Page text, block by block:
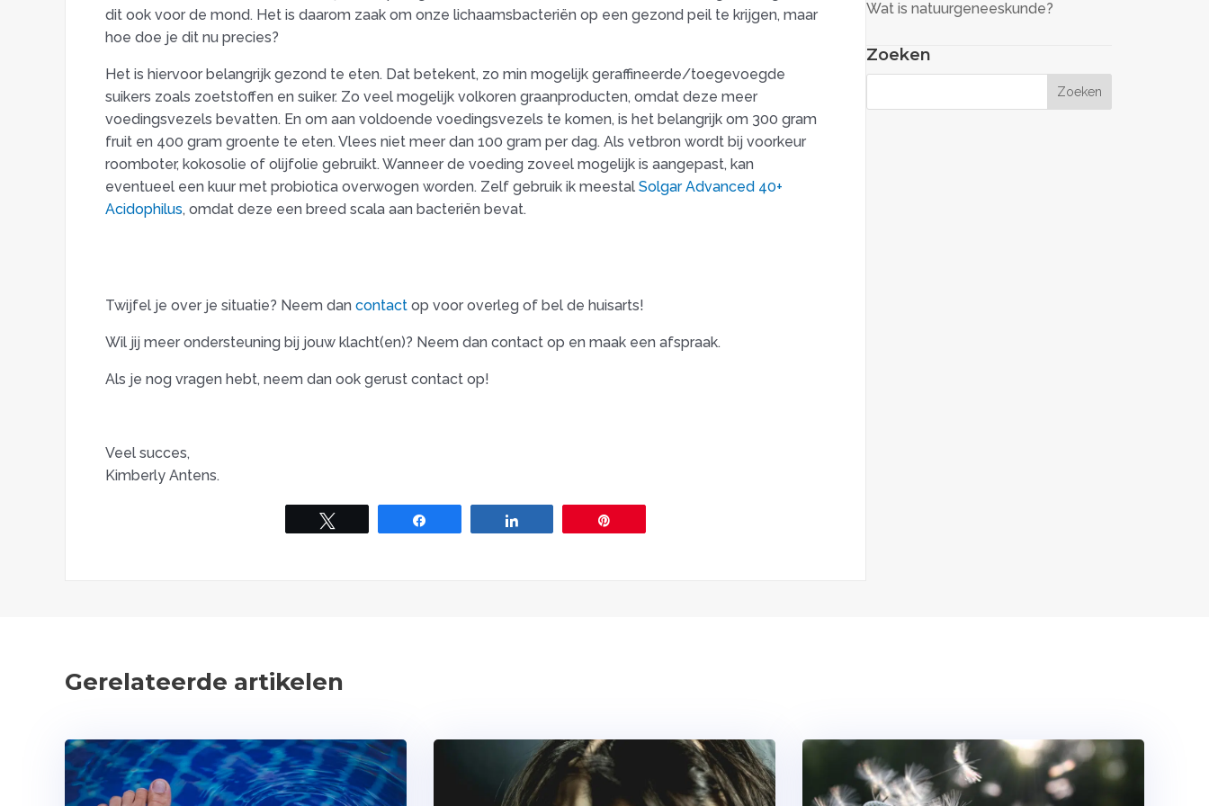
dit ook voor de mond. Het is daarom zaak om onze lichaamsbacteriën op een gezond peil te krijgen, maar
hoe doe je dit nu precies?
Het is hiervoor belangrijk gezond te eten. Dat betekent, zo min mogelijk geraffineerde/toegevoegde
suikers zoals zoetstoffen en suiker. Zo veel mogelijk volkoren graanproducten, omdat deze meer
voedingsvezels bevatten. En om aan voldoende voedingsvezels te komen, is het belangrijk om 300 gram
fruit en 400 gram groente te eten. Vlees niet meer dan 100 gram per dag. Als vetbron wordt bij voorkeur
roomboter, kokosolie of olijfolie gebruikt. Wanneer de voeding zoveel mogelijk is aangepast, kan
eventueel een kuur met probiotica overwogen worden. Zelf gebruik ik meestalSolgar Advanced 40+
Acidophilus, omdat deze een breed scala aan bacteriën bevat.
Twijfel je over je situatie? Neem dancontact op voor overleg of bel de huisarts!
Wil jij meer ondersteuning bij jouw klacht(en)? Neem dan contact op en maak een afspraak.
Als je nog vragen hebt, neem dan ook gerust contact op!
Veel succes,
Kimberly Antens.
Wat is natuurgeneeskunde?
Zoeken
Gerelateerde artikelen